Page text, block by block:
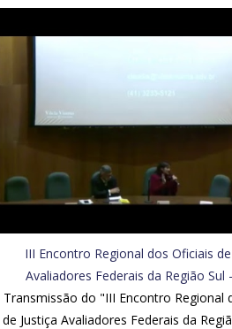
III Encontro Regional dos Oficiais de
Avaliadores Federais da Região Sul
Transmissão do "III Encontro Regional
de Justiça Avaliadores Federais da